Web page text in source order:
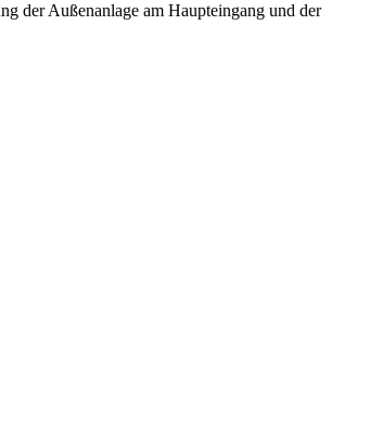
der Außenanlage am Haupteingang und der